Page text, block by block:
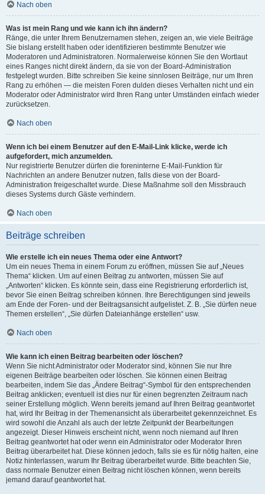
Nach oben
Was ist mein Rang und wie kann ich ihn ändern?
Ränge, die unter Ihrem Benutzernamen stehen, zeigen an, wie viele Beiträge
Sie bislang erstellt haben oder identifizieren bestimmte Benutzer wie
Moderatoren und Administratoren. Normalerweise können Sie den Wortlaut
eines Ranges nicht direkt ändern, da sie von der Board-Administration
festgelegt wurden. Bitte schreiben Sie keine sinnlosen Beiträge, nur um Ihren
Rang zu erhöhen — die meisten Foren dulden dieses Verhalten nicht und ein
Moderator oder Administrator wird Ihren Rang unter Umständen einfach wieder
zurücksetzen.
Nach oben
Wenn ich bei einem Benutzer auf den E-Mail-Link klicke, werde ich
aufgefordert, mich anzumelden.
Nur registrierte Benutzer dürfen die foreninterne E-Mail-Funktion für
Nachrichten an andere Benutzer nutzen, falls diese von der Board-
Administration freigeschaltet wurde. Diese Maßnahme soll den Missbrauch
dieses Systems durch Gäste verhindern.
Nach oben
Beiträge schreiben
Wie erstelle ich ein neues Thema oder eine Antwort?
Um ein neues Thema in einem Forum zu eröffnen, müssen Sie auf „Neues
Thema“ klicken. Um auf einen Beitrag zu antworten, müssen Sie auf
„Antworten“ klicken. Es könnte sein, dass eine Registrierung erforderlich ist,
bevor Sie einen Beitrag schreiben können. Ihre Berechtigungen sind jeweils
am Ende der Foren- und der Beitragsansicht aufgelistet. Z. B. „Sie dürfen neue
Themen erstellen“, „Sie dürfen Dateianhänge erstellen“ usw.
Nach oben
Wie kann ich einen Beitrag bearbeiten oder löschen?
Wenn Sie nicht Administrator oder Moderator sind, können Sie nur Ihre
eigenen Beiträge bearbeiten oder löschen. Sie können einen Beitrag
bearbeiten, indem Sie das „Ändere Beitrag“-Symbol für den entsprechenden
Beitrag anklicken; eventuell ist dies nur für einen begrenzten Zeitraum nach
seiner Erstellung möglich. Wenn bereits jemand auf Ihren Beitrag geantwortet
hat, wird Ihr Beitrag in der Themenansicht als überarbeitet gekennzeichnet. Es
wird sowohl die Anzahl als auch der letzte Zeitpunkt der Bearbeitungen
angezeigt. Dieser Hinweis erscheint nicht, wenn noch niemand auf Ihren
Beitrag geantwortet hat oder wenn ein Administrator oder Moderator Ihren
Beitrag überarbeitet hat. Diese können jedoch, falls sie es für nötig halten, eine
Notiz hinterlassen, warum Ihr Beitrag überarbeitet wurde. Bitte beachten Sie,
dass normale Benutzer einen Beitrag nicht löschen können, wenn bereits
jemand darauf geantwortet hat.